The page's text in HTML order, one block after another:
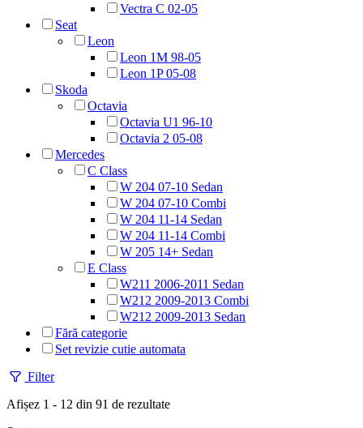
Vectra C 02-05
Seat
Leon
Leon 1M 98-05
Leon 1P 05-08
Skoda
Octavia
Octavia U1 96-10
Octavia 2 05-08
Mercedes
C Class
W 204 07-10 Sedan
W 204 07-10 Combi
W 204 11-14 Sedan
W 204 11-14 Combi
W 205 14+ Sedan
E Class
W211 2006-2011 Sedan
W212 2009-2013 Combi
W212 2009-2013 Sedan
Fără categorie
Set revizie cutie automata
Filter
Afișez 1 - 12 din 91 de rezultate